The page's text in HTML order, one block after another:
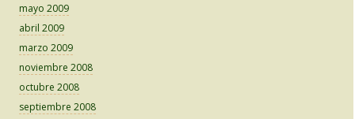
mayo 2009
abril 2009
marzo 2009
noviembre 2008
octubre 2008
septiembre 2008